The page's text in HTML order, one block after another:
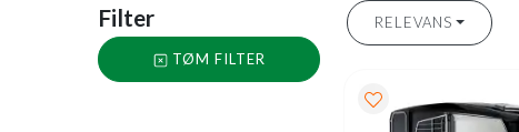
Filter
TØM FILTER
RELEVANS